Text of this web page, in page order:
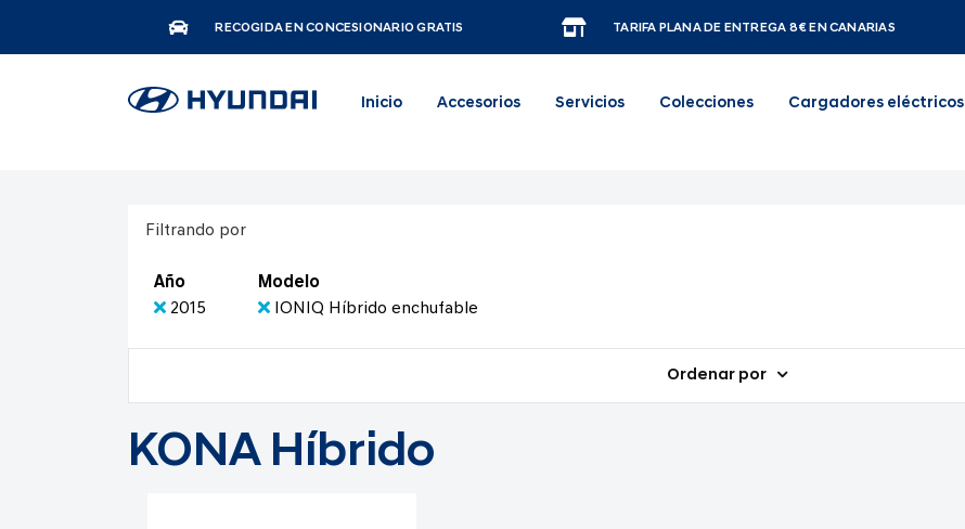
RECOGIDA EN CONCESIONARIO GRATIS TARIFA PLANA DE ENTREGA 8€ EN CANARIAS
Inicio Accesorios Servicios Colecciones Cargadores eléctricos
Filtrando por
Año
2015
Modelo
IONIQ Híbrido enchufable
Ordenar por
KONA Híbrido